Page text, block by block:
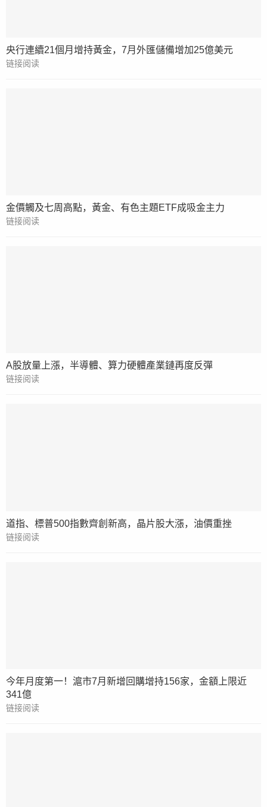
央行連續21個月增持黃金，7月外匯儲備增加25億美元
链接阅读
金價觸及七周高點，黃金、有色主題ETF成吸金主力
链接阅读
A股放量上漲，半導體、算力硬體產業鏈再度反彈
链接阅读
道指、標普500指數齊創新高，晶片股大漲，油價重挫
链接阅读
今年月度第一！滬市7月新增回購增持156家，金額上限近
341億
链接阅读